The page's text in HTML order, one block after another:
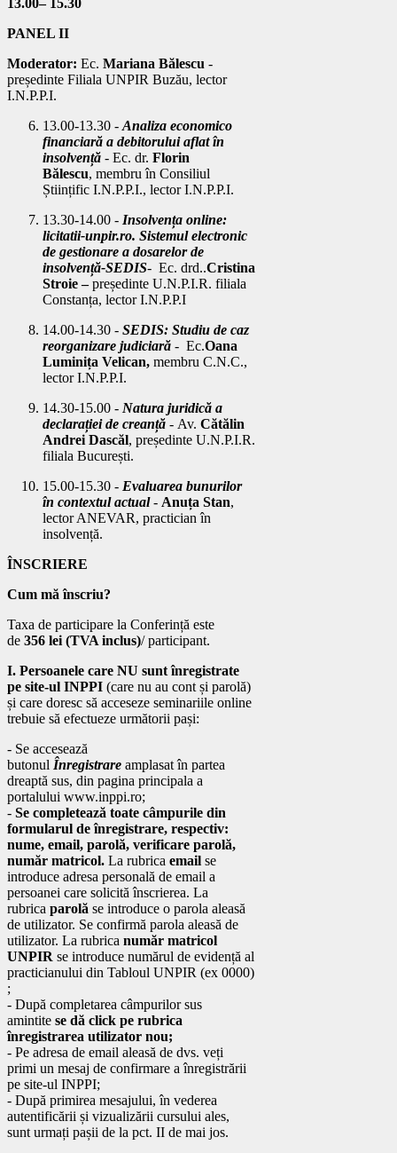
PANEL II
Moderator: Ec. Mariana Bălescu -
președinte Filiala UNPIR Buzău, lector
I.N.P.P.I.
13.00-13.30 - Analiza economico
financiară a debitorului aflat în
insolvență - Ec. dr. Florin
Bălescu, membru în Consiliul
Științific I.N.P.P.I., lector I.N.P.P.I.
13.30-14.00 - Insolvența online:
licitatii-unpir.ro. Sistemul electronic
de gestionare a dosarelor de
insolvență-SEDIS- Ec. drd..Cristina
Stroie–președinte U.N.P.I.R. filiala
Constanța, lector I.N.P.P.I
14.00-14.30 - SEDIS: Studiu de caz
reorganizare judiciară - Ec.Oana
Luminița Velican, membru C.N.C.,
lector I.N.P.P.I.
14.30-15.00 - Natura juridică a
declarației de creanță - Av. Cătălin
Andrei Dascăl, președinte U.N.P.I.R.
filiala București.
15.00-15.30 - Evaluarea bunurilor
în contextul actual- Anuța Stan,
lector ANEVAR, practician în
insolvență.
ÎNSCRIERE
Cum mă înscriu?
Taxa de participare la Conferință este
de 356 lei (TVA inclus)/ participant.
I. Persoanele care NU sunt înregistrate
pe site-ul INPPI (care nu au cont și parolă)
și care doresc să acceseze seminariile online
trebuie să efectueze următorii pași:
- Se accesează
butonul Înregistrare amplasat în partea
dreaptă sus, din pagina principala a
portalului www.inppi.ro;
- Se completează toate câmpurile din
formularul de înregistrare, respectiv:
nume, email, parolă, verificare parolă,
număr matricol. La rubrica email se
introduce adresa personală de email a
persoanei care solicită înscrierea. La
rubrica parolă se introduce o parola aleasă
de utilizator. Se confirmă parola aleasă de
utilizator. La rubrica număr matricol
UNPIR se introduce numărul de evidență al
practicianului din Tabloul UNPIR (ex 0000)
;
- După completarea câmpurilor sus
amintite se dă click pe rubrica
înregistrarea utilizator nou;
- Pe adresa de email aleasă de dvs. veți
primi un mesaj de confirmare a înregistrării
pe site-ul INPPI;
- După primirea mesajului, în vederea
autentificării și vizualizării cursului ales,
sunt urmați pașii de la pct. II de mai jos.